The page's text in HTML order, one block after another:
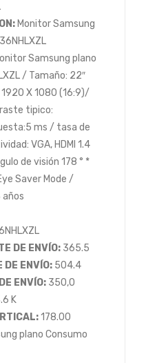
Monitor Samsung
Samsung plano
/ Tamaño: 22″
X 1080 (16:9)/
tipico:
ms / tasa de
VGA, HDMI 1.4
de visión 178 ° *
Saver Mode /
años
DE ENVÍO: 365.5
DE ENVÍO: 504.4
ENVÍO: 350,0
K
178.00
plano Consumo